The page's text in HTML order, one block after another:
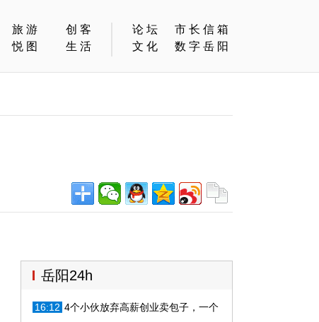
旅游
创客
悦图
生活
论坛
市长信箱
文化
数字岳阳
岳阳24h
16:12 4个小伙放弃高薪创业卖包子，一个